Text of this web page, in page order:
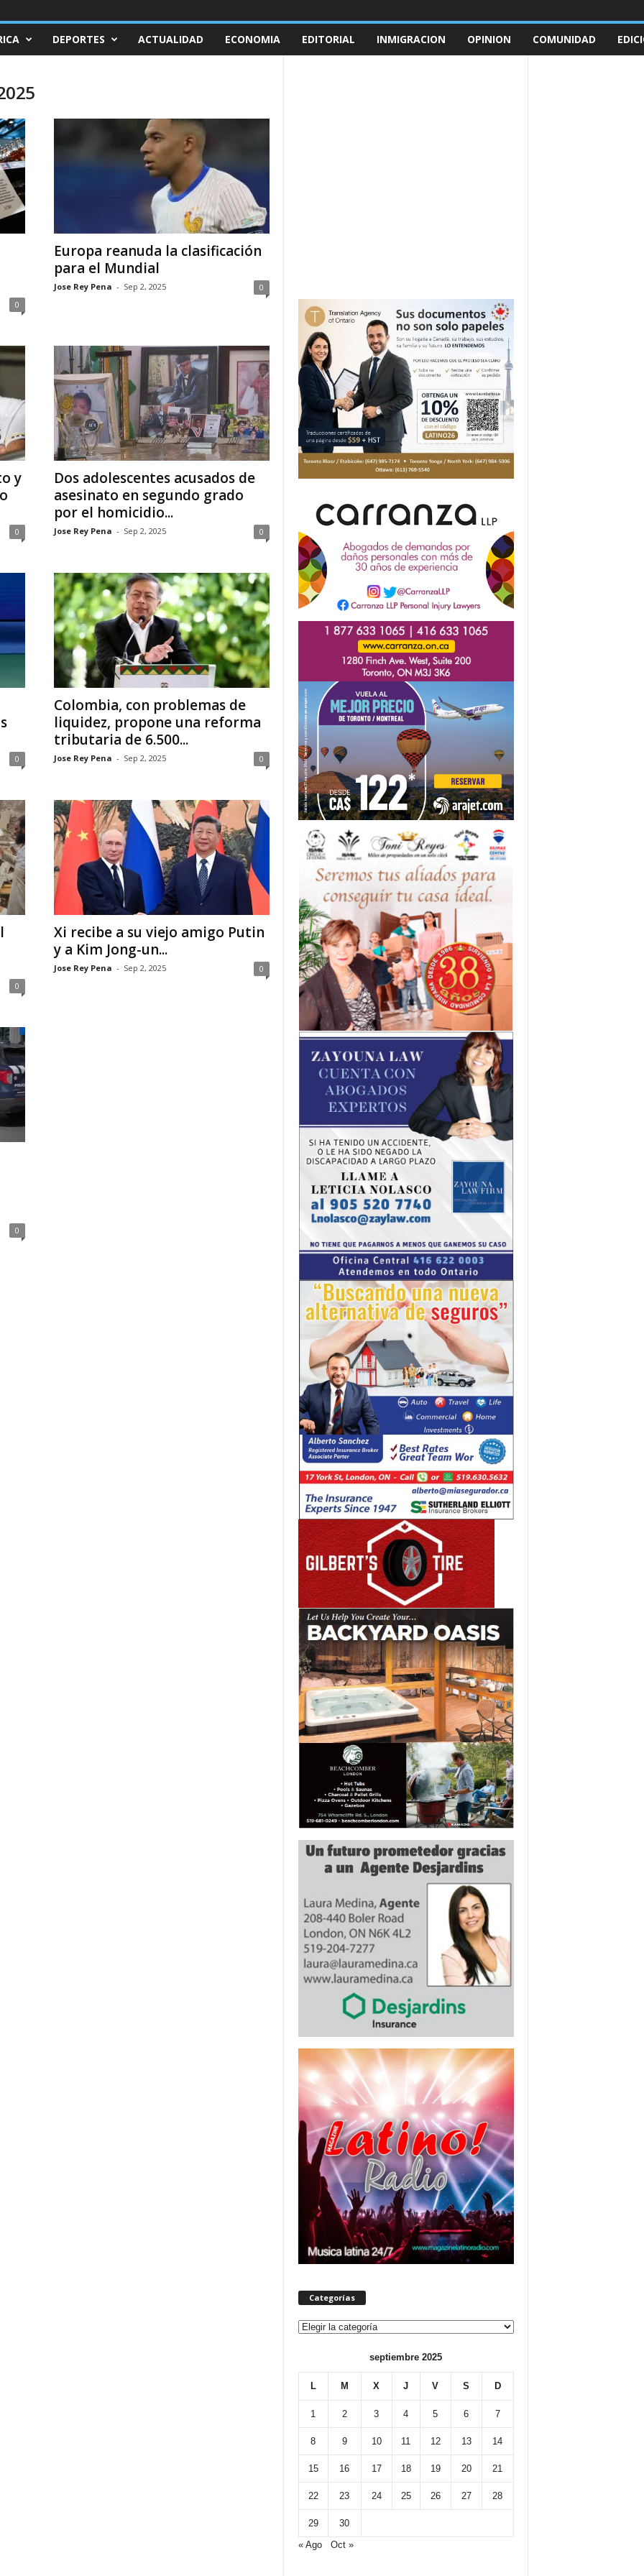
DEPORTES ACTUALIDAD ECONOMIA EDITORIAL INMIGRACION OPINION COMUNIDAD
0
Europa reanuda la clasificación
para el Mundial
Jose Rey Pena - Sep 2, 2025 0
y
0
Dos adolescentes acusados de
asesinato en segundo grado
por el homicidio...
Jose Rey Pena - Sep 2, 2025 0
0
Colombia, con problemas de
liquidez, propone una reforma
tributaria de 6.500...
Jose Rey Pena - Sep 2, 2025 0
0
Xi recibe a su viejo amigo Putin
y a Kim Jong-un...
Jose Rey Pena - Sep 2, 2025 0
0
Categorías
Categorías
septiembre 2025
L M X J V S D
1 2 3 4 5 6 7
8 9 10 11 12 13 14
15 16 17 18 19 20 21
22 23 24 25 26 27 28
29
30
« Ago
Oct »